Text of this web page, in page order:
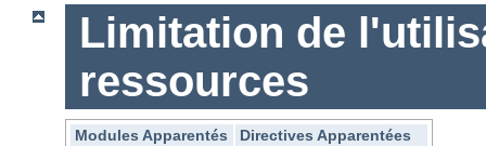
Limitation de
ressources
Modules Apparentés
Directives Apparentées